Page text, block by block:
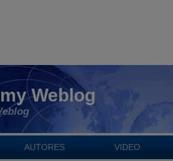
Weblog
AUTORES VIDEO